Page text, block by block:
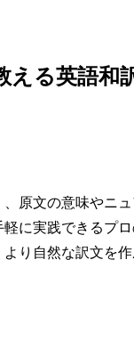
える英語和
原文の意味やニ
に実践できるプ
り自然な訳文を